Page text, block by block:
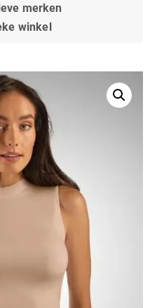
merken
winkel